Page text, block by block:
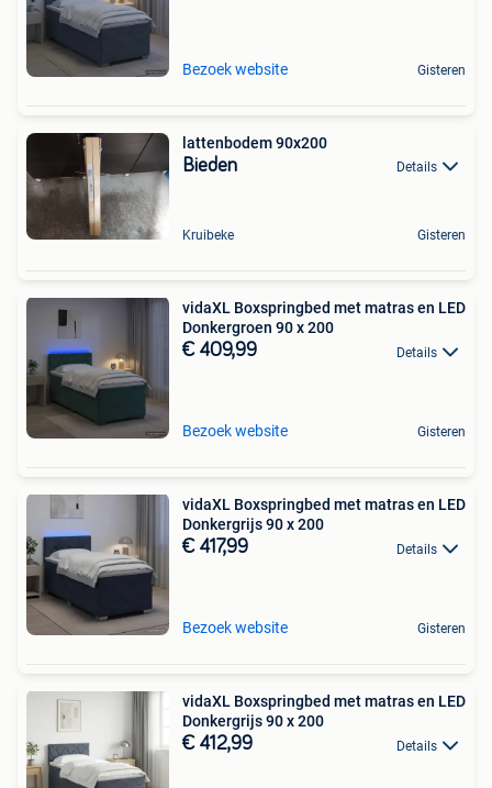
Bezoek website Gisteren
lattenbodem 90x200
Bieden Details
Kruibeke Gisteren
vidaXL Boxspringbed met matras en LED
Donkergroen 90 x 200
€ 409,99 Details
Bezoek website Gisteren
vidaXL Boxspringbed met matras en LED
Donkergrijs 90 x 200
€ 417,99 Details
Bezoek website Gisteren
vidaXL Boxspringbed met matras en LED
Donkergrijs 90 x 200
€ 412,99 Details